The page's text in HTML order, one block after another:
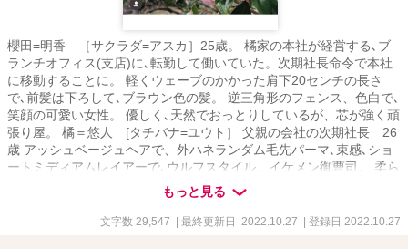
櫻田=明香 ［サクラダ=アスカ］25歳。 橘家の本社が経営する､ブ
ランチオフィス(支店)に､転勤して働いていた。次期社長命令で本社
に移動することに。 軽くウェーブのかかった肩下20センチの長さ
で､前髪は下ろして､ブラウン色の髪。 逆三角形のフェンス、色白で､
笑顔の可愛い女性。 優しく､天然でおっとりしているが、芯が強く頑
張り屋。 橘＝悠人 [タチバナ=ユウト］ 父親の会社の次期社長 26
歳 アッシュベージュヘアで、外ハネランダム毛先パーマ､束感､ショ
ートミディアムレイアーで､ウルフスタイル。イケメン御曹司。 柔ら
かい感じの包み込むような雰囲気で、優しい人。 明香と悠人は高校
時代からの幼馴染で､高校の先輩後輩。家が近所だった。 ※過激なシ
ーンもあると思います。見たくない時は､飛ばして先を読んでくださ
もっと見る
文字数 29,547 | 最終更新日 2022.10.27 | 登録日 2022.10.27